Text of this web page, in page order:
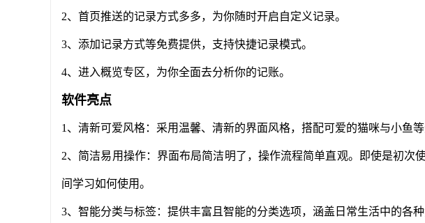
2、首页推送的记录方式多多，为你随时开启自定义记录。
3、添加记录方式等免费提供，支持快捷记录模式。
4、进入概览专区，为你全面去分析你的记账。
软件亮点
1、清新可爱风格：采用温馨、清新的界面风格，搭配可爱的猫咪与小鱼
2、简洁易用操作：界面布局简洁明了，操作流程简单直观。即使是初次
间学习如何使用。
3、智能分类与标签：提供丰富且智能的分类选项，涵盖日常生活中的各